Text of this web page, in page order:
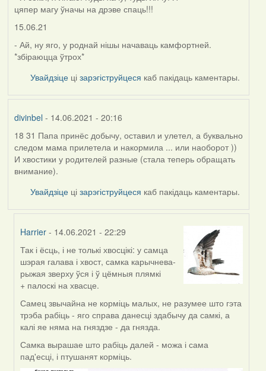
цяпер магу ўначы на дрэве спаць!!!
15.06.21
- Ай, ну яго, у роднай нішы начаваць камфортней.
*збіраюцца ўтрох*
Увайдзіце цізарэгіструйцеся каб пакідаць каментары.
divinbel - 14.06.2021 - 20:16
18 31 Папа принёс добычу, оставил и улетел, а буквально
следом мама прилетела и накормила ... или наоборот ))
И хвостики у родителей разные (стала теперь обращать
внимание).
Увайдзіце цізарэгіструйцеся каб пакідаць каментары.
Harrier - 14.06.2021 - 22:29
In
reply
to
by
divinbel
Так і ёсць, і не толькі хвосцікі: у самца
шэрая галава і хвост, самка карычнева-
рыжая зверху ўся і ў цёмныя плямкі
+ палоскі на хвасце.
Самец звычайна не корміць малых, не разумее што гэта
трэба рабіць - яго справа данесці здабычу да самкі, а
калі яе няма на гняздзе - да гнязда.
Самка вырашае што рабіць далей - можа і сама
пад'есці, і птушанят корміць.